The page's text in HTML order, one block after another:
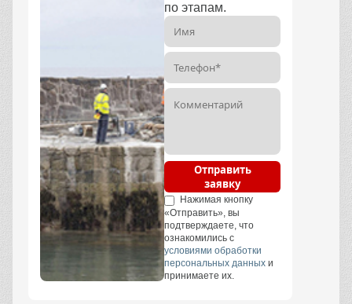
по этапам.
Отправить
заявку
Нажимая кнопку
«Отправить», вы
подтверждаете, что
ознакомились с
условиями обработки
персональных данных и
принимаете их.